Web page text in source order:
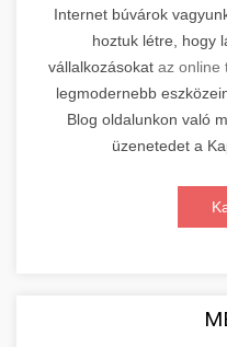
Internet búvárok
hoztuk létre, hogy
vállalkozásokat az online
legmodernebb
Blog oldalunkon való
üzenetedet a